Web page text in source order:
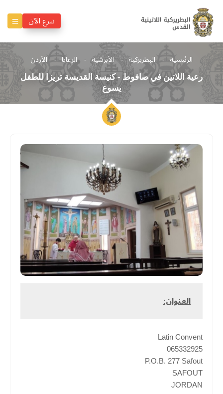
تبرع الآن
الرئيسية البطريركية الأبرشية الرعايا الأردن
رعية اللاتين في صافوط - كنيسة القديسة تريزا للطفل
يسوع
العنوان:
Latin Convent
065332925
P.O.B. 277 Safout
SAFOUT
JORDAN